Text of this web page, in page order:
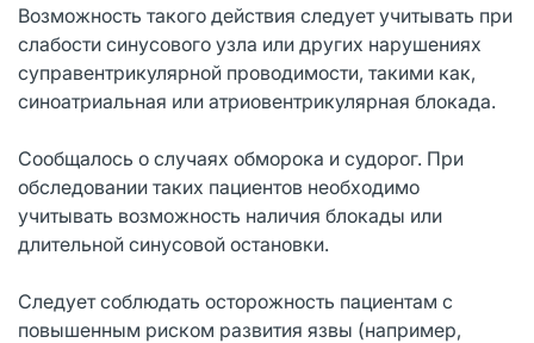
Возможность такого действия следует учитывать при
слабости синусового узла или других нарушениях
суправентрикулярной проводимости, такими как,
синоатриальная или атриовентрикулярная блокада.
Сообщалось о случаях обморока и судорог. При
обследовании таких пациентов необходимо
учитывать возможность наличия блокады или
длительной синусовой остановки.
Следует соблюдать осторожность пациентам с
повышенным риском развития язвы (например,